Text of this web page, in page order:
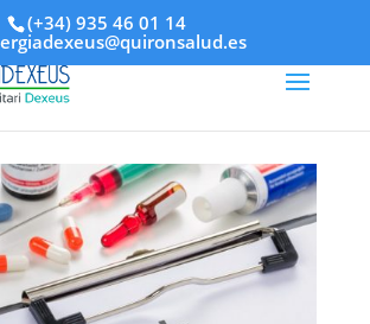
(+34) 935 46 01 14